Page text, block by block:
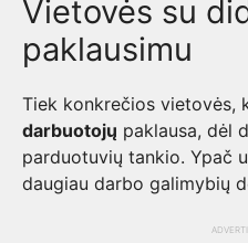
Vietovės su
paklausimu
Tiek konkrečios vietovės,
darbuotojų paklausa, dėl
parduotuvių tankio. Ypač
daugiau darbo galimybių